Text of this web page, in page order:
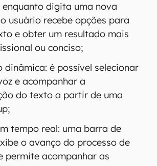
enquanto digita uma nova
usuário recebe opções para
e obter um resultado mais
ou conciso;
dinâmica: é possível selecionar
e acompanhar a
do texto a partir de uma
tempo real: uma barra de
o avanço do processo de
permite acompanhar as